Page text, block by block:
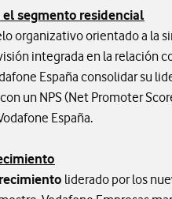
segmento residencial
organizativo orientado a la
integrada en la relación
España consolidar su
un NPS (Net Promoter
España.
liderado por los